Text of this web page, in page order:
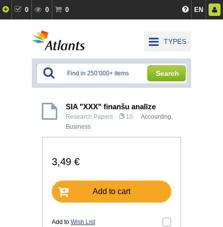
0 0 0 EN
TYPES
Search
SIA "XXX" finanšu analīze
Research Papers 10 Accounting,
Business
3,49 €
Add to cart
Add to Wish List